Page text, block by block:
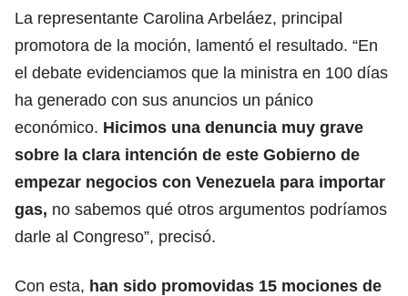
La representante Carolina Arbeláez, principal
promotora de la moción, lamentó el resultado. “En
el debate evidenciamos que la ministra en 100 días
ha generado con sus anuncios un pánico
económico. Hicimos una denuncia muy grave
sobre la clara intención de este Gobierno de
empezar negocios con Venezuela para importar
gas, no sabemos qué otros argumentos podríamos
darle al Congreso”, precisó.
Con esta, han sido promovidas 15 mociones de